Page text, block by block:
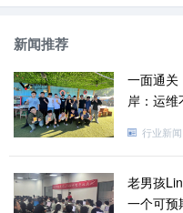
2、企业与组织
纷设立网络安全部门，加大对
入金融、电信、互联网公司等
估、漏洞扫描与修复、数据
3、网络安全服务公司
随着网络安全问题日益突
外包给专业的网络安全服务公
新闻推荐
一面通关
岸：运维
行业新闻
老男孩
一个可预